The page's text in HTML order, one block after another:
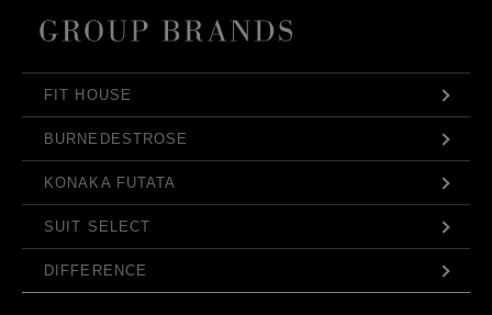
FIT HOUSE
BURNEDESTROSE
KONAKA FUTATA
SUIT SELECT
DIFFERENCE